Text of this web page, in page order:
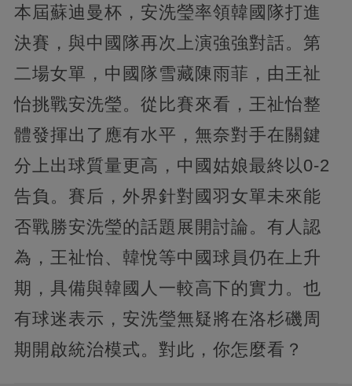
本屆蘇迪曼杯，安洗瑩率領韓國隊打進
決賽，與中國隊再次上演強強對話。第
二場女單，中國隊雪藏陳雨菲，由王祉
怡挑戰安洗瑩。從比賽來看，王祉怡整
體發揮出了應有水平，無奈對手在關鍵
分上出球質量更高，中國姑娘最終以0-2
告負。賽后，外界針對國羽女單未來能
否戰勝安洗瑩的話題展開討論。有人認
為，王祉怡、韓悅等中國球員仍在上升
期，具備與韓國人一較高下的實力。也
有球迷表示，安洗瑩無疑將在洛杉磯周
期開啟統治模式。對此，你怎麼看？